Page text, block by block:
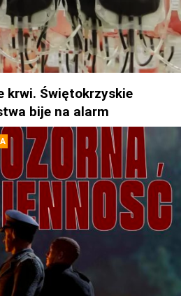
krwi. Świętokrzyskie
bije na alarm